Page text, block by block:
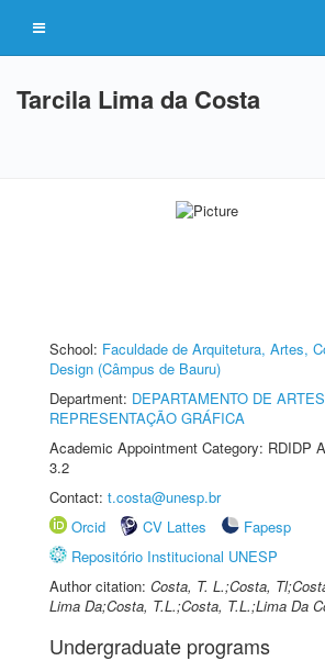
Tarcila Lima da Costa
School: Faculdade de Arquitetura, Artes,
Design (Câmpus de Bauru)
Department: DEPARTAMENTO DE
REPRESENTAÇÃO GRÁFICA
Academic Appointment Category: RDIDP
3.2
Contact: t.costa@unesp.br
Orcid
CV Lattes
Fapesp
Repositório Institucional UNESP
Author citation: Costa, T. L.;Costa,
Lima Da;Costa, T.L.;Costa, T.L.;Lima Da
Undergraduate programs